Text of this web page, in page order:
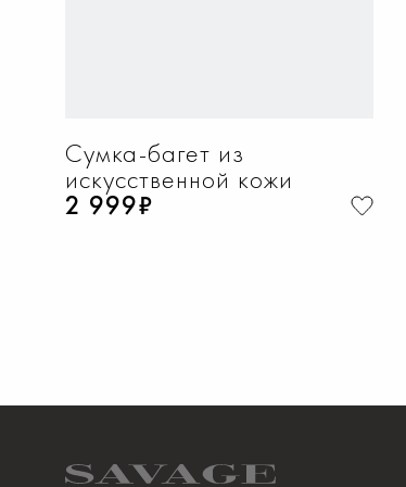
ДОБАВИТЬ В КОРЗИНУ
Сумка-багет из
искусственной кожи
2 999₽